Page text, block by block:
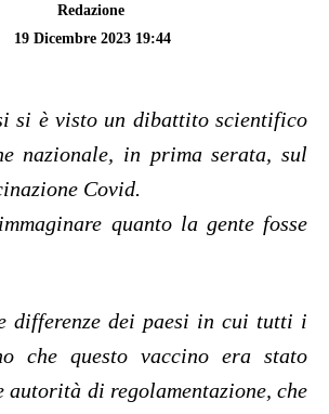
Redazione
19 Dicembre 2023 19:44
si è visto un dibattito scientifico
nazionale, in prima serata, sul
Covid.
quanto la gente fosse
differenze dei paesi in cui tutti i
che questo vaccino era stato
autorità di regolamentazione, che